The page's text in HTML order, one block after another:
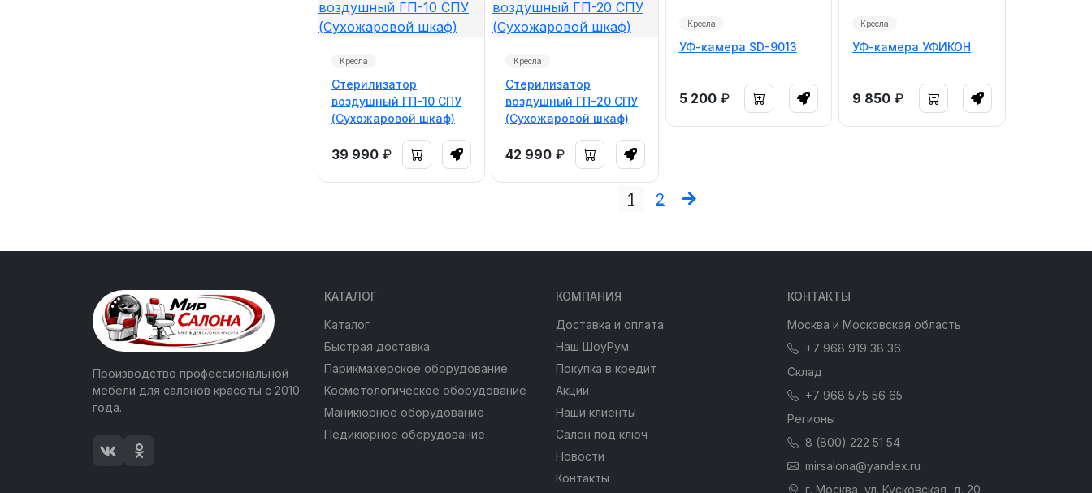
Кресла
Стерилизатор
воздушный ГП-10 СПУ
(Сухожаровой шкаф)
39 990 ₽
Кресла
Стерилизатор
воздушный ГП-20 СПУ
(Сухожаровой шкаф)
42 990 ₽
Кресла
УФ-камера SD-9013
5 200 ₽
Кресла
УФ-камера УФИКОН
9 850 ₽
1 2
Производство профессиональной
мебели для салонов красоты с 2010
года.
КАТАЛОГ
Каталог
Быстрая доставка
Парикмахерское оборудование
Косметологическое оборудование
Маникюрное оборудование
Педикюрное оборудование
КОМПАНИЯ
Доставка и оплата
Наш ШоуРум
Покупка в кредит
Акции
Наши клиенты
Салон под ключ
Новости
Контакты
КОНТАКТЫ
Москва и Московская область
+7 968 919 38 36
Склад
+7 968 575 56 65
Регионы
8 (800) 222 51 54
mirsalona@yandex.ru
г. Москва, ул. Кусковская, д. 20